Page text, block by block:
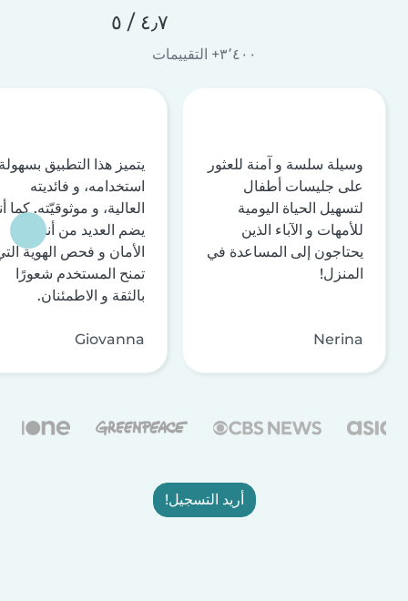
٤٫٧ / ٥
٣٬٤٠٠+ التقييمات
وسيلة سلسة و آمنة للعثور
على جليسات أطفال
لتسهيل الحياة اليومية
للأمهات و الآباء الذين
يحتاجون إلى المساعدة في
المنزل!
Nerina
يتميز هذا التطبيق
استخدامه، و فائديته
العالية، و موثوقيّته. كما
يضم العديد من أنظمة
الأمان و فحص الهوية
تمنح المستخدم شعورًا
بالثقة و الاطمئنان.
Giovanna
أريد التسجيل!